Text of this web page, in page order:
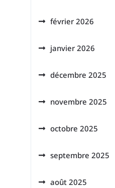
février 2026
janvier 2026
décembre 2025
novembre 2025
octobre 2025
septembre 2025
août 2025